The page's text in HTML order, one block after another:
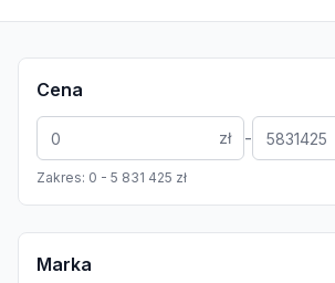
Cena
zł -
Zakres: 0 - 5 831 425 zł
Marka